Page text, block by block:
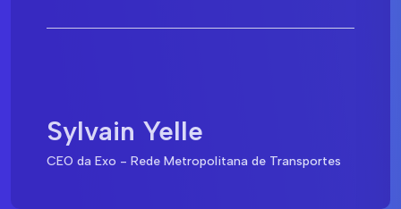
Sylvain Yelle
CEO da Exo - Rede Metropolitana de Transportes